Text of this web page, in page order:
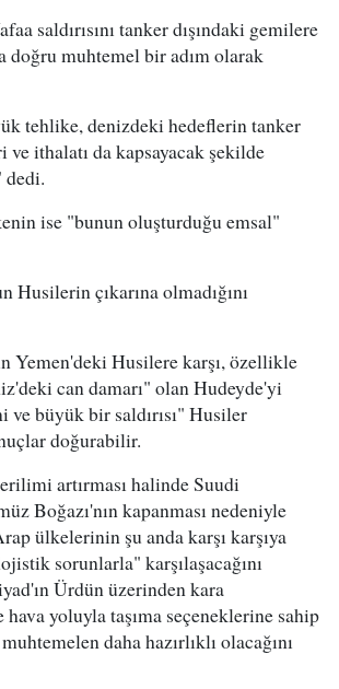
saldırısını tanker dışındaki gemilere
doğru muhtemel bir adım olarak
tehlike, denizdeki hedeflerin tanker
ve ithalatı da kapsayacak şekilde
dedi.
ise "bunun oluşturduğu emsal"
Husilerin çıkarına olmadığını
Yemen'deki Husilere karşı, özellikle
can damarı" olan Hudeyde'yi
ve büyük bir saldırısı" Husiler
doğurabilir.
artırması halinde Suudi
Boğazı'nın kapanması nedeniyle
ülkelerinin şu anda karşı karşıya
sorunlarla" karşılaşacağını
Ürdün üzerinden kara
hava yoluyla taşıma seçeneklerine sahip
daha hazırlıklı olacağını